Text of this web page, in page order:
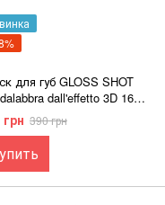
для губ GLOSS SHOT
dall'effetto 3D 16
COPPER
390 грн